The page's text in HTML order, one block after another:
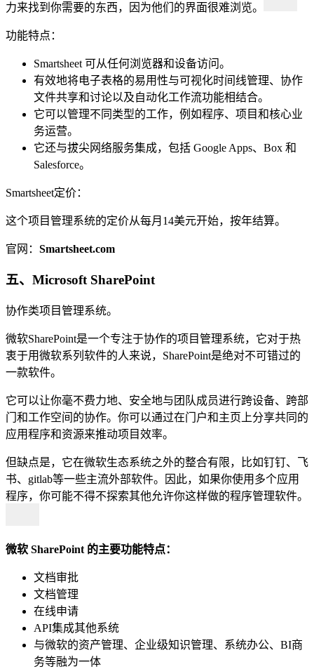
力来找到你需要的东西，因为他们的界面很难浏览。
功能特点：
Smartsheet 可从任何浏览器和设备访问。
有效地将电子表格的易用性与可视化时间线管理、协作
文件共享和讨论以及自动化工作流功能相结合。
它可以管理不同类型的工作，例如程序、项目和核心业
务运营。
它还与拔尖网络服务集成，包括 Google Apps、Box 和
Salesforce。
Smartsheet定价：
这个项目管理系统的定价从每月14美元开始，按年结算。
官网： Smartsheet.com
五、Microsoft SharePoint
协作类项目管理系统。
微软SharePoint是一个专注于协作的项目管理系统，它对于热
衷于用微软系列软件的人来说，SharePoint是绝对不可错过的
一款软件。
它可以让你毫不费力地、安全地与团队成员进行跨设备、跨部
门和工作空间的协作。你可以通过在门户和主页上分享共同的
应用程序和资源来推动项目效率。
但缺点是，它在微软生态系统之外的整合有限，比如钉钉、飞
书、gitlab等一些主流外部软件。因此，如果你使用多个应用
程序，你可能不得不探索其他允许你这样做的程序管理软件。
微软 SharePoint 的主要功能特点：
文档审批
文档管理
在线申请
API集成其他系统
与微软的资产管理、企业级知识管理、系统办公、BI商
务等融为一体